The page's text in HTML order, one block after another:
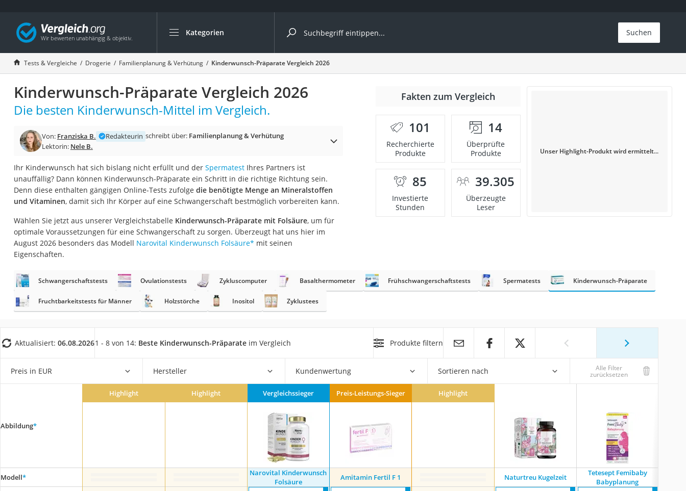
Kategorien
Die beliebtesten Vergleiche nach Kategorie
Drogerie
Inhalator
Haarschneider
Rollator
Katzenklappe (Chip)
Masturbator
Massagepistole
Epilierer
Reisehaartrockner
Eiweißpulver
Nackenmassagegerät
Zeckenschutz Katze
Mineralfutter Pferd
Massagegerät
Suchen
Tests & Vergleiche Drogerie Familienplanung & Verhütung Kinderwunsch-Präparate Vergleich 2026
Kinderwunsch-Präparate Vergleich 2026
Die besten Kinderwunsch-Mittel im Vergleich.
Von: Franziska B. Redakteurin schreibt über: Familienplanung & Verhütung
Lektorin: Nele B.
Ihr Kinderwunsch hat sich bislang nicht erfüllt und der SpermatestIhres Partners ist
unauffällig? Dann können Kinderwunsch-Präparate ein Schritt in die richtige Richtung sein.
Denn diese enthalten gängigen Online-Tests zufolge die benötigte Menge an Mineralstoffen
und Vitaminen, damit sich Ihr Körper auf eine Schwangerschaft bestmöglich vorbereiten kann.
Wählen Sie jetzt aus unserer Vergleichstabelle Kinderwunsch-Präparate mit Folsäure, um für
optimale Voraussetzungen für eine Schwangerschaft zu sorgen. Überzeugt hat uns hier im
August 2026 besonders das Modell Narovital Kinderwunsch Folsäure* mit seinen
Eigenschaften.
Fakten zum Vergleich
101
Recherchierte
Produkte
14
Überprüfte
Produkte
85
Investierte
Stunden
39.305
Überzeugte
Leser
Unser Highlight-Produkt wird ermittelt...
Schwangerschaftstests Ovulationstests Zykluscomputer Basalthermometer Frühschwangerschaftstests Spermatests Kinderwunsch-Präparate
Fruchtbarkeitstests für Männer Holzstörche Inositol Zyklustees
Aktualisiert: 06.08.20261 - 8 von 14: Beste Kinderwunsch-Präparate im Vergleich Produkte filtern
Preis in EUR Hersteller Kundenwertung Sortieren nach Alle Filter
zurücksetzen
Abbildung*
Highlight Highlight Vergleichssieger Preis-Leistungs-Sieger Highlight
Modell*
Narovital Kinderwunsch
Folsäure
Amitamin Fertil F 1 Naturtreu Kugelzeit
Tetesept Femibaby
Babyplanung